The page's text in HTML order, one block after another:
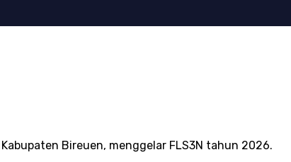
Bireuen, menggelar FLS3N tahun 2026.